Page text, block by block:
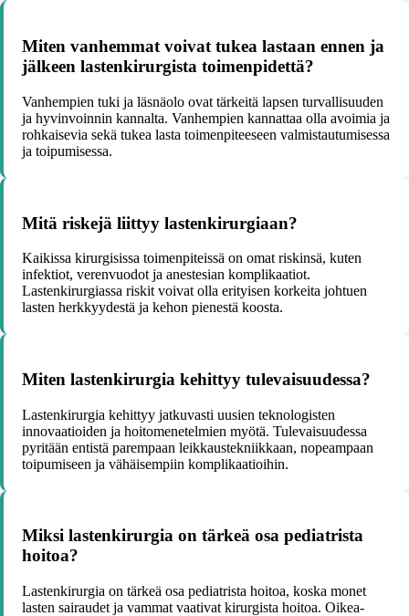
Miten vanhemmat voivat tukea lastaan ennen ja
jälkeen lastenkirurgista toimenpidettä?
Vanhempien tuki ja läsnäolo ovat tärkeitä lapsen turvallisuuden
ja hyvinvoinnin kannalta. Vanhempien kannattaa olla avoimia ja
rohkaisevia sekä tukea lasta toimenpiteeseen valmistautumisessa
ja toipumisessa.
Mitä riskejä liittyy lastenkirurgiaan?
Kaikissa kirurgisissa toimenpiteissä on omat riskinsä, kuten
infektiot, verenvuodot ja anestesian komplikaatiot.
Lastenkirurgiassa riskit voivat olla erityisen korkeita johtuen
lasten herkkyydestä ja kehon pienestä koosta.
Miten lastenkirurgia kehittyy tulevaisuudessa?
Lastenkirurgia kehittyy jatkuvasti uusien teknologisten
innovaatioiden ja hoitomenetelmien myötä. Tulevaisuudessa
pyritään entistä parempaan leikkaustekniikkaan, nopeampaan
toipumiseen ja vähäisempiin komplikaatioihin.
Miksi lastenkirurgia on tärkeä osa pediatrista
hoitoa?
Lastenkirurgia on tärkeä osa pediatrista hoitoa, koska monet
lasten sairaudet ja vammat vaativat kirurgista hoitoa. Oikea-